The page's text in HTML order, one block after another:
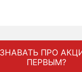
ПРО
ПЕРВЫМ?